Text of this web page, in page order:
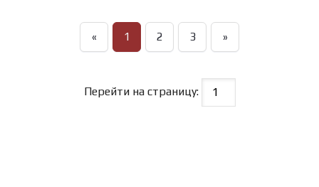
« 1 2 3 »
Перейти на страницу: